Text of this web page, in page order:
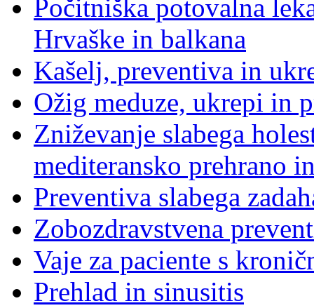
Počitniška potovalna
Hrvaške in balkana
Kašelj, preventiva in
Ožig meduze, ukrepi in
Zniževanje slabega
mediteransko prehrano
Preventiva slabega
Zobozdravstvena
Vaje za paciente s
Prehlad in sinusitis